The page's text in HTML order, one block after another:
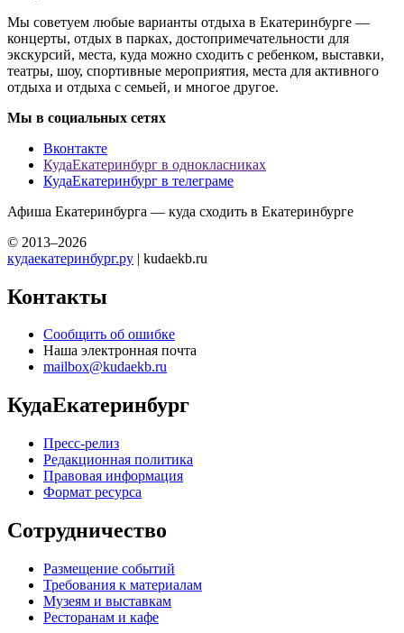
Мы советуем любые варианты отдыха в Екатеринбурге —
концерты, отдых в парках, достопримечательности для
экскурсий, места, куда можно сходить с ребенком, выставки,
театры, шоу, спортивные мероприятия, места для активного
отдыха и отдыха с семьей, и многое другое.
Мы в социальных сетях
Вконтакте
КудаЕкатеринбург в однокласниках
КудаЕкатеринбург в телеграме
Афиша Екатеринбурга — куда сходить в Екатеринбурге
© 2013–2026
кудаекатеринбург.ру | kudaekb.ru
Контакты
Сообщить об ошибке
Наша электронная почта
mailbox@kudaekb.ru
КудаЕкатеринбург
Пресс-релиз
Редакционная политика
Правовая информация
Формат ресурса
Сотрудничество
Размещение событий
Требования к материалам
Музеям и выставкам
Ресторанам и кафе